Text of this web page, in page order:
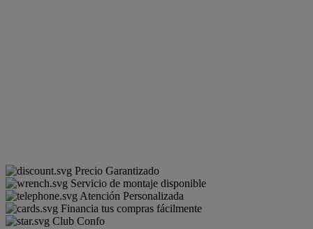
Precio Garantizado
Servicio de montaje disponible
Atención Personalizada
Financia tus compras fácilmente
Club Confo